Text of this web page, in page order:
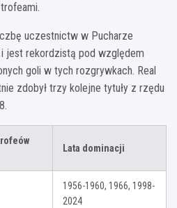
uczestnictw w Pucharze
jest rekordzistą pod względem
goli w tych rozgrywkach. Real
zdobył trzy kolejne tytuły z rzędu
Lata dominacji
1956-1960, 1966, 1998-
2024